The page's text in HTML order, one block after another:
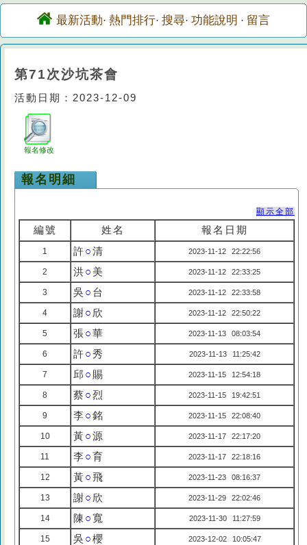
最新活動· 熱門排行· 搜尋· 功能說明 · 留言
第71次沙坑茶會
活動日期：2023-12-09
報名修改
報名明細
顯示全部
編號 姓名 報名日期
1 許○清 2023-11-12 22:22:56
2 洪○ 美 2023-11-12 22:33:25
3 吳 ○ 台 2023-11-12 22:33:58
4 謝○ 欣 2023-11-12 22:50:22
5 張○華 2023-11-13 08:03:54
6 許○秀 2023-11-13 11:25:42
7 邱 ○ 賜 2023-11-15 12:54:18
8 蔡○烈 2023-11-15 19:42:51
9 李○銘 2023-11-15 22:08:40
10 黃○源 2023-11-17 22:17:20
11 李○育 2023-11-17 22:18:16
12 黃○飛 2023-11-23 08:16:37
13 謝○ 欣 2023-11-29 22:02:46
14 陳 ○寬 2023-11-30 11:27:59
15 吳 ○櫻 2023-12-02 10:05:47